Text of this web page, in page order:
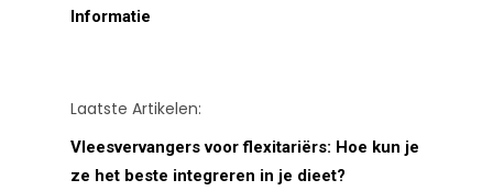
Informatie
Laatste Artikelen:
Vleesvervangers voor flexitariërs: Hoe kun je
ze het beste integreren in je dieet?